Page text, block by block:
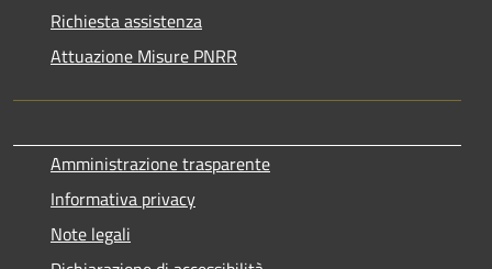
Richiesta assistenza
Attuazione Misure PNRR
Amministrazione trasparente
Informativa privacy
Note legali